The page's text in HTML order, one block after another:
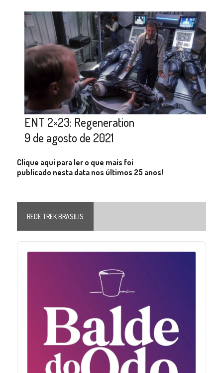
ENT 2×23: Regeneration
9 de agosto de 2021
Clique aqui para ler o que mais foi
publicado nesta data nos últimos 25 anos!
REDE TREK BRASILIS
Audio
Player